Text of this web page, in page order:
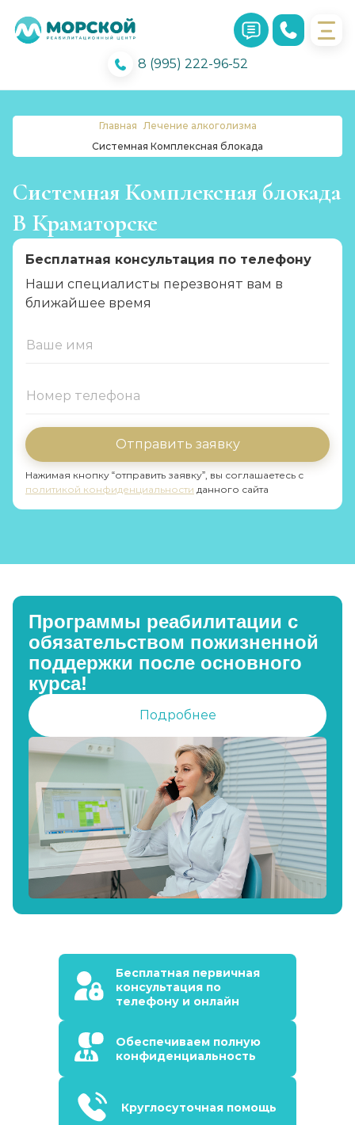
8 (995) 222-96-52
Главная Лечение алкоголизма
Системная Комплексная блокада
Системная Комплексная блокада
В Краматорске
Бесплатная консультация по телефону
Наши специалисты перезвонят вам в
ближайшее время
Отправить заявку
Нажимая кнопку “отправить заявку”, вы соглашаетесь с
политикой конфиденциальности данного сайта
Программы реабилитации с
обязательством пожизненной
поддержки после основного
курса!
Подробнее
Бесплатная первичная
консультация по
телефону и онлайн
Обеспечиваем полную
конфиденциальность
Круглосуточная помощь